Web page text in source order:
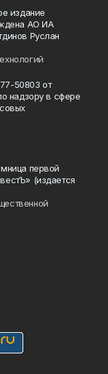
издание
АО ИА
Руслан
50803 от
надзору в сфере
первой
(издается